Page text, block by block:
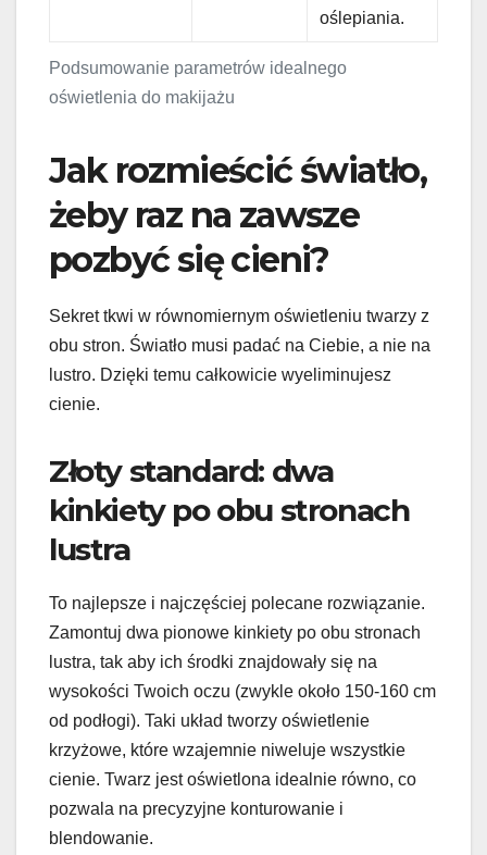
Podsumowanie parametrów idealnego
oświetlenia do makijażu
oślepiania.
Jak rozmieścić światło,
żeby raz na zawsze
pozbyć się cieni?
Sekret tkwi w równomiernym oświetleniu twarzy z
obu stron. Światło musi padać na Ciebie, a nie na
lustro. Dzięki temu całkowicie wyeliminujesz
cienie.
Złoty standard: dwa
kinkiety po obu stronach
lustra
To najlepsze i najczęściej polecane rozwiązanie.
Zamontuj dwa pionowe kinkiety po obu stronach
lustra, tak aby ich środki znajdowały się na
wysokości Twoich oczu (zwykle około 150-160 cm
od podłogi). Taki układ tworzy oświetlenie
krzyżowe, które wzajemnie niweluje wszystkie
cienie. Twarz jest oświetlona idealnie równo, co
pozwala na precyzyjne konturowanie i
blendowanie.